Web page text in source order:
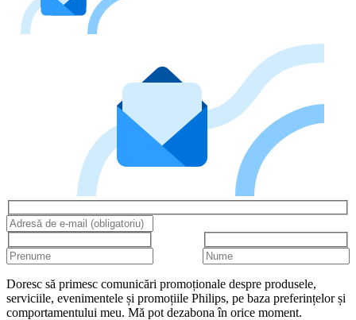
Doresc să primesc comunicări promoționale despre produsele,
serviciile, evenimentele și promoțiile Philips, pe baza preferințelor și
comportamentului meu. Mă pot dezabona în orice moment.